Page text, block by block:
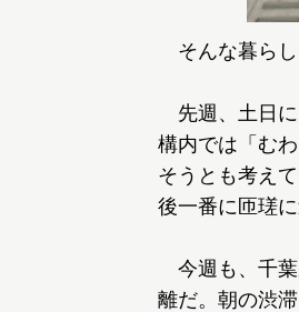
そんな暮らし
先週、土日に
構内では「む
そうとも考え
後一番に匝瑳
今週も、千葉
離だ。朝の渋